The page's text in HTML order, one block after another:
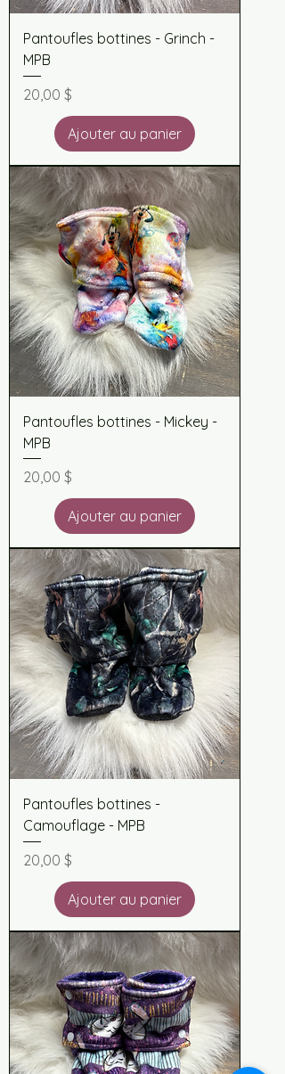
Pantoufles bottines - Grinch -
MPB
Prix
20,00 $
Ajouter au panier
Pantoufles bottines - Mickey -
MPB
Prix
20,00 $
Ajouter au panier
Pantoufles bottines -
Camouflage - MPB
Prix
20,00 $
Ajouter au panier